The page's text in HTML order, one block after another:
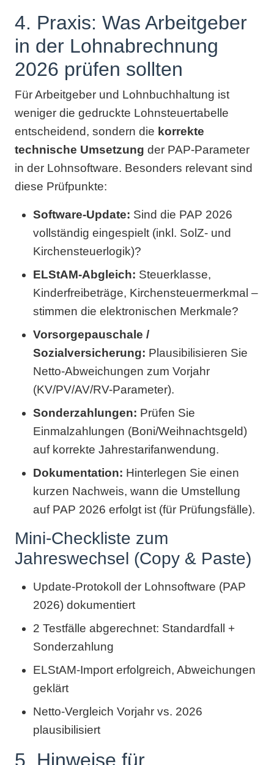
4. Praxis: Was Arbeitgeber
in der Lohnabrechnung
2026 prüfen sollten
Für Arbeitgeber und Lohnbuchhaltung ist
weniger die gedruckte Lohnsteuertabelle
entscheidend, sondern die korrekte
technische Umsetzung der PAP-Parameter
in der Lohnsoftware. Besonders relevant sind
diese Prüfpunkte:
Software-Update: Sind die PAP 2026
vollständig eingespielt (inkl. SolZ- und
Kirchensteuerlogik)?
ELStAM-Abgleich: Steuerklasse,
Kinderfreibeträge, Kirchensteuermerkmal –
stimmen die elektronischen Merkmale?
Vorsorgepauschale /
Sozialversicherung: Plausibilisieren Sie
Netto-Abweichungen zum Vorjahr
(KV/PV/AV/RV-Parameter).
Sonderzahlungen: Prüfen Sie
Einmalzahlungen (Boni/Weihnachtsgeld)
auf korrekte Jahrestarifanwendung.
Dokumentation: Hinterlegen Sie einen
kurzen Nachweis, wann die Umstellung
auf PAP 2026 erfolgt ist (für Prüfungsfälle).
Mini-Checkliste zum
Jahreswechsel (Copy & Paste)
Update-Protokoll der Lohnsoftware (PAP
2026) dokumentiert
2 Testfälle abgerechnet: Standardfall +
Sonderzahlung
ELStAM-Import erfolgreich, Abweichungen
geklärt
Netto-Vergleich Vorjahr vs. 2026
plausibilisiert
5. Hinweise für